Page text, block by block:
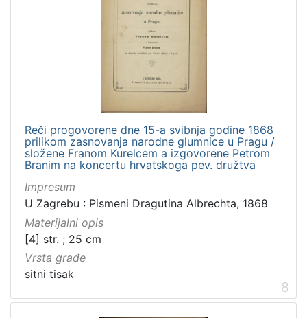
Reči progovorene dne 15-a svibnja godine 1868
prilikom zasnovanja narodne glumnice u Pragu /
složene Franom Kurelcem a izgovorene Petrom
Branim na koncertu hrvatskoga pev. družtva
Impresum
U Zagrebu : Pismeni Dragutina Albrechta, 1868
Materijalni opis
[4] str. ; 25 cm
Vrsta građe
sitni tisak
8